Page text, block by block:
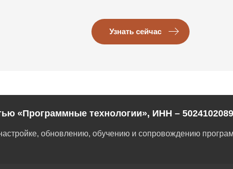
Узнать сейчас
«Программные технологии», ИНН – 5024102089
обновлению, обучению и сопровождению